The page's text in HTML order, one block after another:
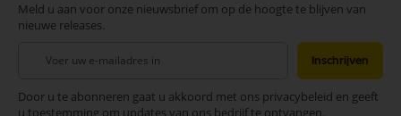
Meld u aan voor onze nieuwsbrief om op de hoogte te blijven van
nieuwe releases.
onze
Inschrijven
Door u te abonneren gaat u akkoord met ons privacybeleid en geeft
u toestemming om updates van ons bedrijf te ontvangen.